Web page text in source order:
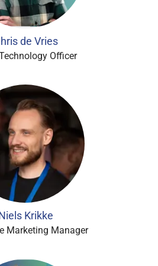
de Vries
Officer
Krikke
Marketing Manager